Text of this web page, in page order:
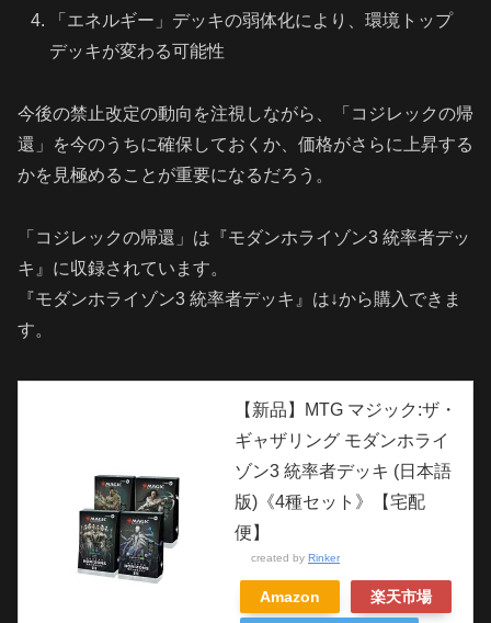
「エネルギー」デッキの弱体化により、環境トップ
デッキが変わる可能性
今後の禁止改定の動向を注視しながら、「コジレックの帰
還」を今のうちに確保しておくか、価格がさらに上昇する
かを見極めることが重要になるだろう。
「コジレックの帰還」は『モダンホライゾン3 統率者デッ
キ』に収録されています。
『モダンホライゾン3 統率者デッキ』は↓から購入できま
す。
【新品】MTG マジック:ザ・
ギャザリング モダンホライ
ゾン3 統率者デッキ (日本語
版)《4種セット》【宅配
便】
created by Rinker
Amazon 楽天市場